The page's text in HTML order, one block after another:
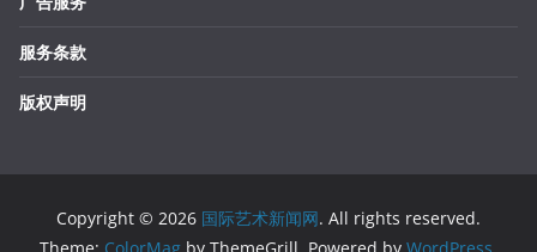
服务条款
版权声明
Copyright © 2026 国际艺术新闻网. All rights reserved.